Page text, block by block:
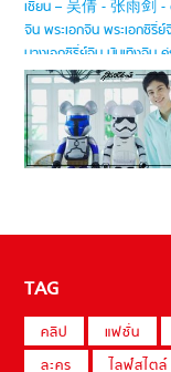
TAG
คลิป แฟชั่น
ละคร
ไลฟ์สไตล์